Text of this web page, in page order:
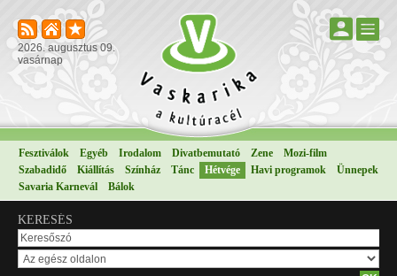
2026. augusztus 09.
vasárnap
Fesztiválok Egyéb Irodalom Divatbemutató Zene
Mozi-film
Szabadidő
Kiállítás Színház Tánc Hétvége Havi programok
Ünnepek
Savaria Karnevál
Bálok
KERESÉS